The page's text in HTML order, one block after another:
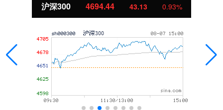
沪深300 4694.44 43.13 0.93%